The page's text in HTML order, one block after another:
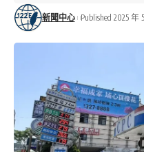
新聞中心 Published 2025 年